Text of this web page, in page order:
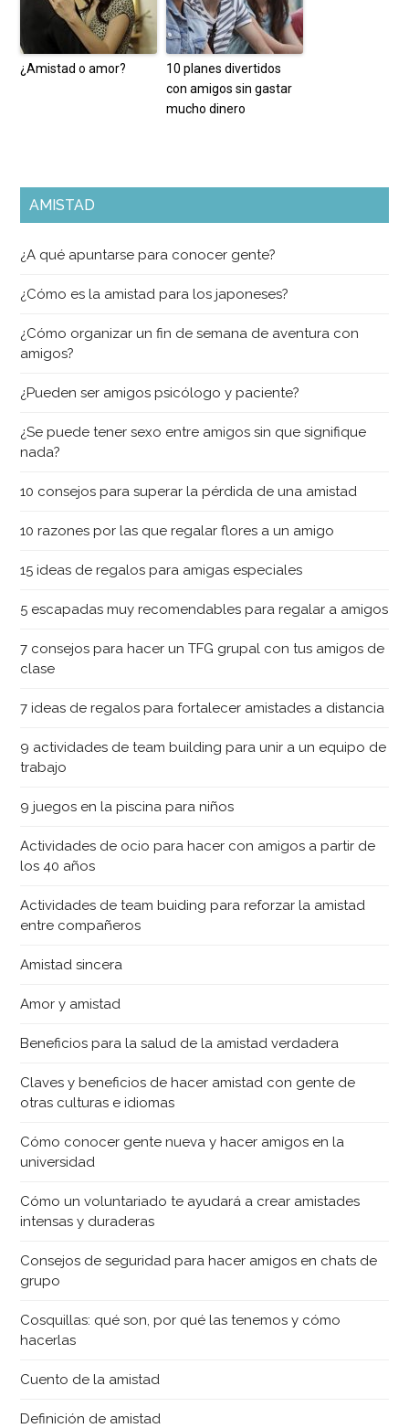
¿Amistad o amor?
10 planes divertidos
con amigos sin gastar
mucho dinero
AMISTAD
¿A qué apuntarse para conocer gente?
¿Cómo es la amistad para los japoneses?
¿Cómo organizar un fin de semana de aventura con
amigos?
¿Pueden ser amigos psicólogo y paciente?
¿Se puede tener sexo entre amigos sin que signifique
nada?
10 consejos para superar la pérdida de una amistad
10 razones por las que regalar flores a un amigo
15 ideas de regalos para amigas especiales
5 escapadas muy recomendables para regalar a amigos
7 consejos para hacer un TFG grupal con tus amigos de
clase
7 ideas de regalos para fortalecer amistades a distancia
9 actividades de team building para unir a un equipo de
trabajo
9 juegos en la piscina para niños
Actividades de ocio para hacer con amigos a partir de
los 40 años
Actividades de team buiding para reforzar la amistad
entre compañeros
Amistad sincera
Amor y amistad
Beneficios para la salud de la amistad verdadera
Claves y beneficios de hacer amistad con gente de
otras culturas e idiomas
Cómo conocer gente nueva y hacer amigos en la
universidad
Cómo un voluntariado te ayudará a crear amistades
intensas y duraderas
Consejos de seguridad para hacer amigos en chats de
grupo
Cosquillas: qué son, por qué las tenemos y cómo
hacerlas
Cuento de la amistad
Definición de amistad